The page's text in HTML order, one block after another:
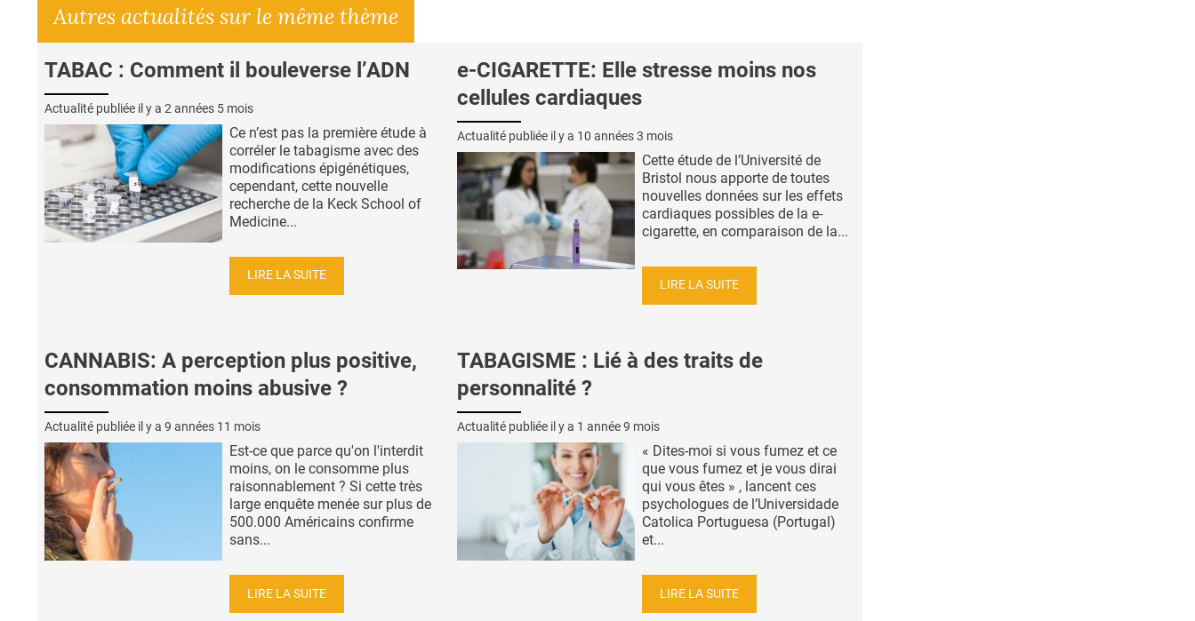
Autres actualités sur le même thème
TABAC : Comment il bouleverse l’ADN
Actualité publiée il y a 2 années 5 mois
Ce n’est pas la première étude à
corréler le tabagisme avec des
modifications épigénétiques,
cependant, cette nouvelle
recherche de la Keck School of
Medicine...
LIRE LA SUITE
e-CIGARETTE: Elle stresse moins nos
cellules cardiaques
Actualité publiée il y a 10 années 3 mois
Cette étude de l’Université de
Bristol nous apporte de toutes
nouvelles données sur les effets
cardiaques possibles de la e-
cigarette, en comparaison de la...
LIRE LA SUITE
CANNABIS: A perception plus positive,
consommation moins abusive ?
Actualité publiée il y a 9 années 11 mois
Est-ce que parce qu'on l'interdit
moins, on le consomme plus
raisonnablement ? Si cette très
large enquête menée sur plus de
500.000 Américains confirme
sans...
LIRE LA SUITE
TABAGISME : Lié à des traits de
personnalité ?
Actualité publiée il y a 1 année 9 mois
« Dites-moi si vous fumez et ce
que vous fumez et je vous dirai
qui vous êtes » , lancent ces
psychologues de l’Universidade
Catolica Portuguesa (Portugal)
et...
LIRE LA SUITE